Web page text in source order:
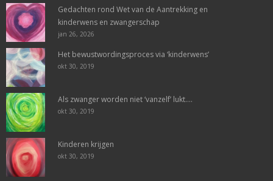
Gedachten rond Wet van de Aantrekking en
kinderwens en zwangerschap
jan 26, 2026
Het bewustwordingsproces via ‘kinderwens’
okt 30, 2019
Als zwanger worden niet ‘vanzelf’ lukt….
okt 30, 2019
Kinderen krijgen
okt 30, 2019